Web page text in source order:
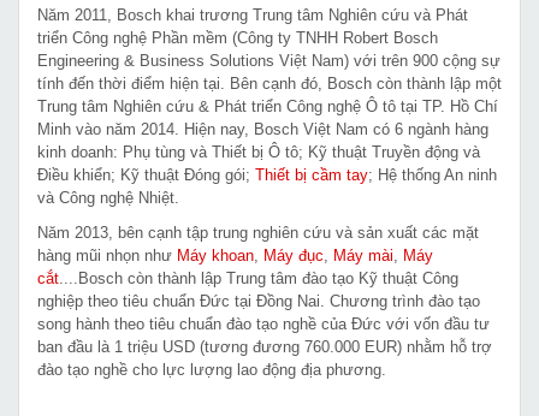
Năm 2011, Bosch khai trương Trung tâm Nghiên cứu và Phát
triển Công nghệ Phần mềm (Công ty TNHH Robert Bosch
Engineering & Business Solutions Việt Nam) với trên 900 cộng sự
tính đến thời điểm hiện tại. Bên cạnh đó, Bosch còn thành lập một
Trung tâm Nghiên cứu & Phát triển Công nghệ Ô tô tại TP. Hồ Chí
Minh vào năm 2014. Hiện nay, Bosch Việt Nam có 6 ngành hàng
kinh doanh: Phụ tùng và Thiết bị Ô tô; Kỹ thuật Truyền động và
Điều khiển; Kỹ thuật Đóng gói; Thiết bị cầm tay; Hệ thống An ninh
và Công nghệ Nhiệt.
Năm 2013, bên cạnh tập trung nghiên cứu và sản xuất các mặt
hàng mũi nhọn như Máy khoan, Máy đục, Máy mài, Máy
cắt....Bosch còn thành lập Trung tâm đào tạo Kỹ thuật Công
nghiệp theo tiêu chuẩn Đức tại Đồng Nai. Chương trình đào tạo
song hành theo tiêu chuẩn đào tạo nghề của Đức với vốn đầu tư
ban đầu là 1 triệu USD (tương đương 760.000 EUR) nhằm hỗ trợ
đào tạo nghề cho lực lượng lao động địa phương.